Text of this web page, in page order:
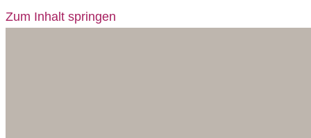
Zum Inhalt springen